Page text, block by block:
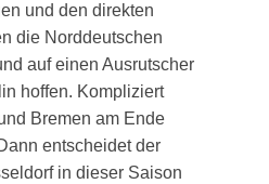
und den direkten
die Norddeutschen
auf einen Ausrutscher
hoffen. Kompliziert
Bremen am Ende
entscheidet der
in dieser Saison